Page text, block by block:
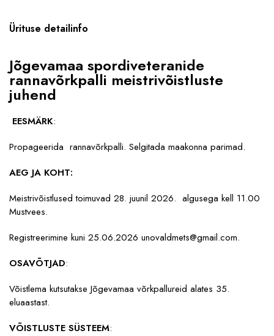
Ürituse detailinfo
Jõgevamaa spordiveteranide
rannavõrkpalli meistrivõistluste
juhend
EESMÄRK:
Propageerida rannavõrkpalli. Selgitada maakonna parimad.
AEG JA KOHT:
Meistrivõistlused toimuvad 28. juunil 2026. algusega kell 11.00
Mustvees.
Registreerimine kuni 25.06.2026 unovaldmets@gmail.com.
OSAVÕTJAD:
Võistlema kutsutakse Jõgevamaa võrkpallureid alates 35.
eluaastast.
VÕISTLUSTE SÜSTEEM: